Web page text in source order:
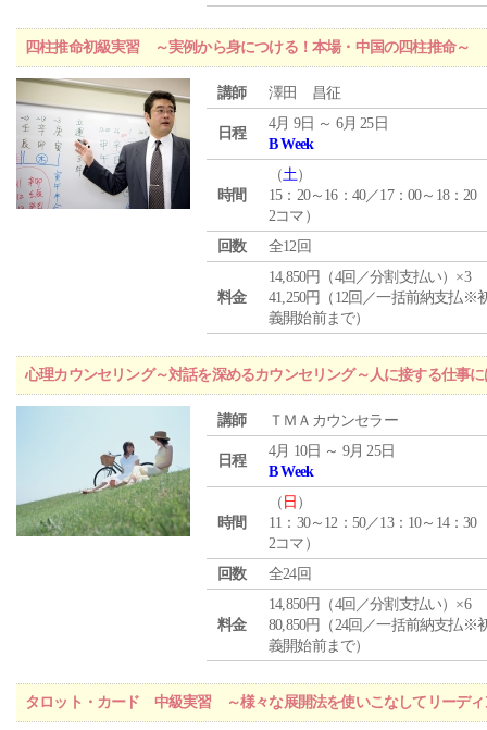
四柱推命初級実習 ～実例から身につける！本場・中国の四柱推命～
講師 澤田 昌征
日程
4月 9日 ～ 6月 25日
B Week
時間
（土）
15：20～16：40／17：00～18：20
2コマ）
回数
全12回
料金
14,850円（4回／分割支払い）×3
41,250円（12回／一括前納支払※
義開始前まで）
心理カウンセリング～対話を深めるカウンセリング～人に接する仕事
講師 ＴＭＡカウンセラー
日程
4月 10日 ～ 9月 25日
B Week
時間
（ 日 ）
11：30～12：50／13：10～14：30
2コマ）
回数
全24回
料金
14,850円（4回／分割支払い）×6
80,850円（24回／一括前納支払※
義開始前まで）
タロット・カード 中級実習 ～様々な展開法を使いこなしてリーディ